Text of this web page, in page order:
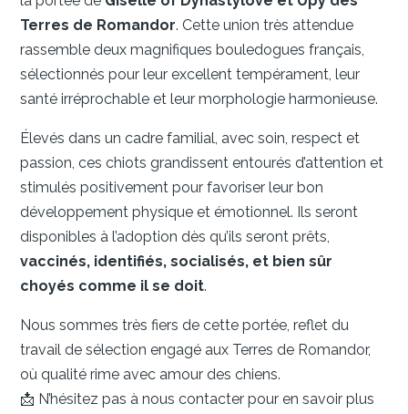
Terres de Romandor. Cette union très attendue
rassemble deux magnifiques bouledogues français,
sélectionnés pour leur excellent tempérament, leur
santé irréprochable et leur morphologie harmonieuse.
Élevés dans un cadre familial, avec soin, respect et
passion, ces chiots grandissent entourés d’attention et
stimulés positivement pour favoriser leur bon
développement physique et émotionnel. Ils seront
disponibles à l’adoption dès qu’ils seront prêts,
vaccinés, identifiés, socialisés, et bien sûr
choyés comme il se doit.
Nous sommes très fiers de cette portée, reflet du
travail de sélection engagé aux Terres de Romandor,
où qualité rime avec amour des chiens.
📩 N’hésitez pas à nous contacter pour en savoir plus